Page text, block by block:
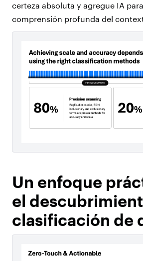
certeza absoluta y agregue IA
comprensión profunda del
Un enfoque
el
clasificación de